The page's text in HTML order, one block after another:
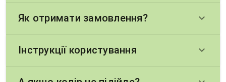
Як отримати замовлення? keyboard_arrow_down
Інструкції користування keyboard_arrow_down